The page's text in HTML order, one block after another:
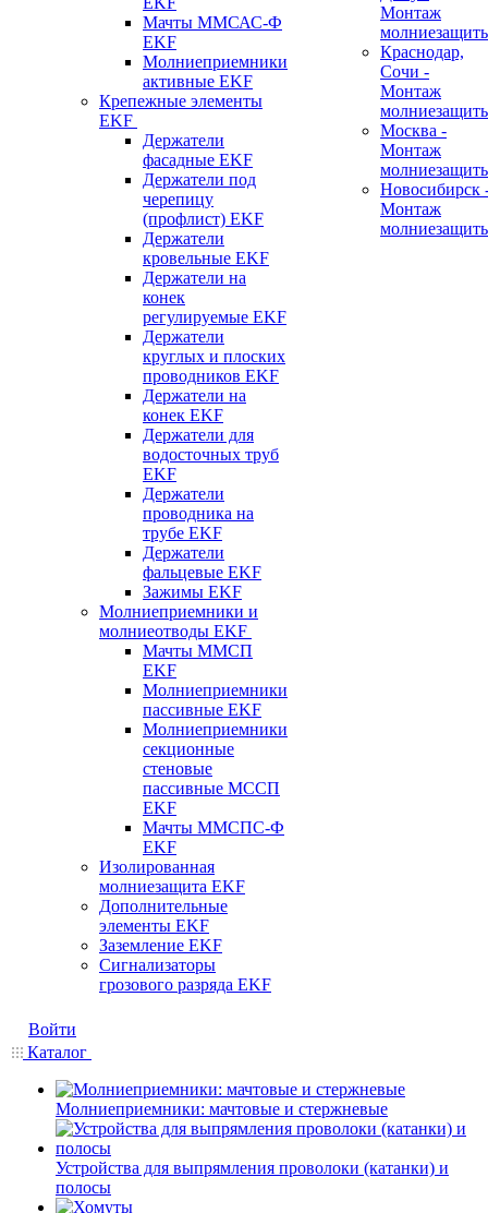
Мачты ММСАС-Ф
EKF
Молниеприемники
активные EKF
Крепежные элементы
EKF
Держатели
фасадные EKF
Держатели под
черепицу
(профлист) EKF
Держатели
кровельные EKF
Держатели на
конек
регулируемые EKF
Держатели
круглых и плоских
проводников EKF
Держатели на
конек EKF
Держатели для
водосточных труб
EKF
Держатели
проводника на
трубе EKF
Держатели
фальцевые EKF
Зажимы EKF
Молниеприемники и
молниеотводы EKF
Мачты ММСП
EKF
Молниеприемники
пассивные EKF
Молниеприемники
секционные
стеновые
пассивные МССП
EKF
Мачты ММСПС-Ф
EKF
Изолированная
молниезащита EKF
Дополнительные
элементы EKF
Заземление EKF
Сигнализаторы
грозового разряда EKF
Монтаж
Краснодар,
Сочи -
Монтаж
Москва -
Монтаж
Новосибирск
Монтаж
Войти
Каталог
Молниеприемники: мачтовые и стержневые
Устройства для выпрямления проволоки (катанки) и
полосы